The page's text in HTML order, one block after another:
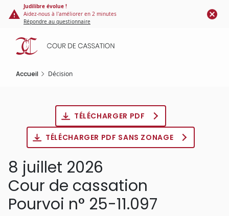
Panneau de gestion des cookies
contenu
principal
Judilibre évolue !
Aidez-nous à l'améliorer en 2 minutes
Répondre au questionnaire
Accueil Décision
TÉLÉCHARGER PDF
TÉLÉCHARGER PDF SANS ZONAGE
8 juillet 2026
Cour de cassation
Pourvoi n° 25-11.097